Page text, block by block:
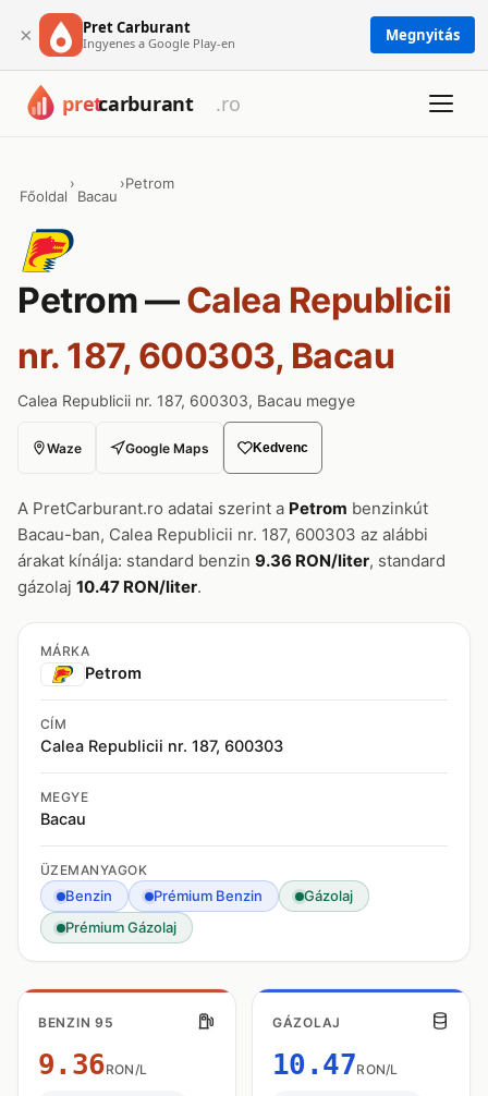
× Pret Carburant
Ingyenes a Google Play-en Megnyitás
Főoldal
›
Bacau
›Petrom
Petrom —Calea Republicii
nr. 187, 600303, Bacau
Calea Republicii nr. 187, 600303, Bacau megye
Waze Google Maps Kedvenc
A PretCarburant.ro adatai szerint a Petrom benzinkút
Bacau-ban, Calea Republicii nr. 187, 600303 az alábbi
árakat kínálja: standard benzin 9.36 RON/liter, standard
gázolaj 10.47 RON/liter.
MÁRKA
Petrom
CÍM
Calea Republicii nr. 187, 600303
MEGYE
Bacau
ÜZEMANYAGOK
Benzin Prémium Benzin
Gázolaj
Prémium Gázolaj
BENZIN 95
9.36RON/L
GÁZOLAJ
10.47RON/L